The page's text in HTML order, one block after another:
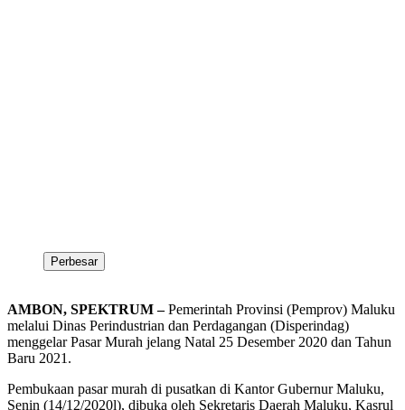
Perbesar
AMBON, SPEKTRUM –Pemerintah Provinsi (Pemprov) Maluku
melalui Dinas Perindustrian dan Perdagangan (Disperindag)
menggelar Pasar Murah jelang Natal 25 Desember 2020 dan Tahun
Baru 2021.
Pembukaan pasar murah di pusatkan di Kantor Gubernur Maluku,
Senin (14/12/2020l), dibuka oleh Sekretaris Daerah Maluku, Kasrul